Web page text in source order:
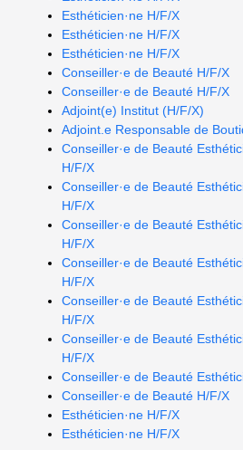
Esthéticien·ne H/F/X
Esthéticien·ne H/F/X
Esthéticien·ne H/F/X
Conseiller·e de Beauté H/F/X
Conseiller·e de Beauté H/F/X
Adjoint(e) Institut (H/F/X)
Adjoint.e Responsable de
Conseiller·e de Beauté
H/F/X
Conseiller·e de Beauté
H/F/X
Conseiller·e de Beauté
H/F/X
Conseiller·e de Beauté
H/F/X
Conseiller·e de Beauté
H/F/X
Conseiller·e de Beauté
H/F/X
Conseiller·e de Beauté
Conseiller·e de Beauté H/F/X
Esthéticien·ne H/F/X
Esthéticien·ne H/F/X